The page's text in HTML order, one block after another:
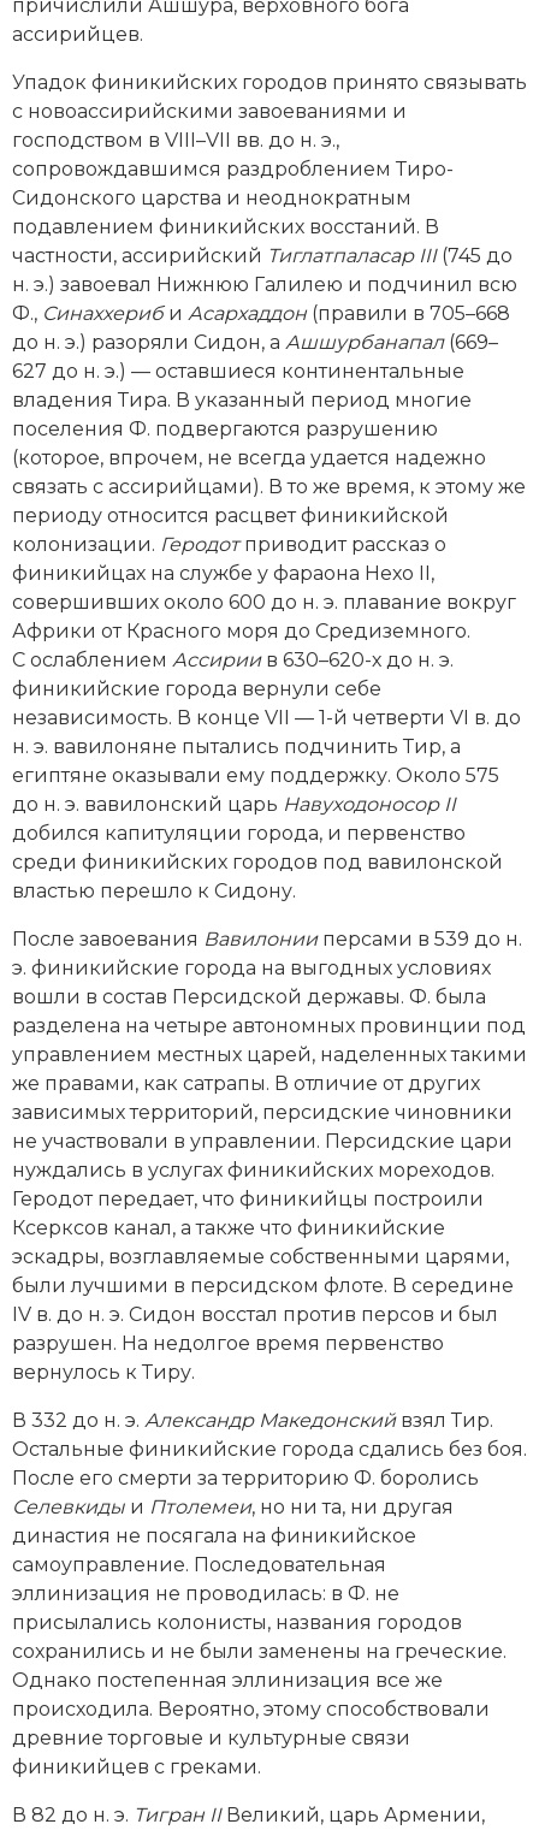
причислили Ашшура, верховного бога
ассирийцев.
Упадок финикийских городов принято связывать
с новоассирийскими завоеваниями и
господством в VIII–VII вв. до н. э.,
сопровождавшимся раздроблением Тиро-
Сидонского царства и неоднократным
подавлением финикийских восстаний. В
частности, ассирийский Тиглатпаласар III(745 до
н. э.) завоевал Нижнюю Галилею и подчинил всю
Ф., Синаххериб и Асархаддон (правили в 705–668
до н. э.) разоряли Сидон, а Ашшурбанапал (669–
627 до н. э.) — оставшиеся континентальные
владения Тира. В указанный период многие
поселения Ф. подвергаются разрушению
(которое, впрочем, не всегда удается надежно
связать с ассирийцами). В то же время, к этому же
периоду относится расцвет финикийской
колонизации. Геродотприводит рассказ о
финикийцах на службе у фараона Нехо II,
совершивших около 600 до н. э. плавание вокруг
Африки от Красного моря до Средиземного.
С ослаблением Ассирии в 630–620-х до н. э.
финикийские города вернули себе
независимость. В конце VII — 1-й четверти VI в. до
н. э. вавилоняне пытались подчинить Тир, а
египтяне оказывали ему поддержку. Около 575
до н. э. вавилонский царь Навуходоносор II
добился капитуляции города, и первенство
среди финикийских городов под вавилонской
властью перешло к Сидону.
После завоевания Вавилонииперсами в 539 до н.
э. финикийские города на выгодных условиях
вошли в состав Персидской державы. Ф. была
разделена на четыре автономных провинции под
управлением местных царей, наделенных такими
же правами, как сатрапы. В отличие от других
зависимых территорий, персидские чиновники
не участвовали в управлении. Персидские цари
нуждались в услугах финикийских мореходов.
Геродот передает, что финикийцы построили
Ксерксов канал, а также что финикийские
эскадры, возглавляемые собственными царями,
были лучшими в персидском флоте. В середине
IV в. до н. э. Сидон восстал против персов и был
разрушен. На недолгое время первенство
вернулось к Тиру.
В 332 до н. э. Александр Македонскийвзял Тир.
Остальные финикийские города сдались без боя.
После его смерти за территорию Ф. боролись
Селевкиды и Птолемеи, но ни та, ни другая
династия не посягала на финикийское
самоуправление. Последовательная
эллинизация не проводилась: в Ф. не
присылались колонисты, названия городов
сохранились и не были заменены на греческие.
Однако постепенная эллинизация все же
происходила. Вероятно, этому способствовали
древние торговые и культурные связи
финикийцев с греками.
В 82 до н. э. Тигран IIВеликий, царь Армении,